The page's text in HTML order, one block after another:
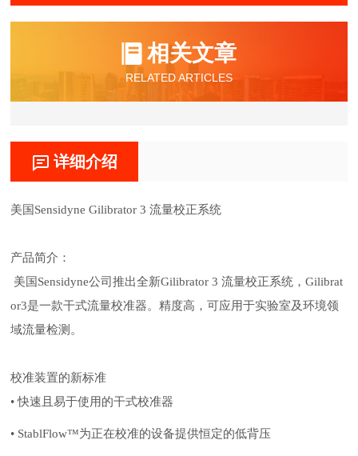
相关文章
RELATED ARTICLES
详细介绍
美国 Sensidyne Gilibrator 3 流量校正系统
产品简介：
美国 Sensidyne公司推出全新Gilibrator 3 流量校正系统，Gilibrat
or3是一款干式流量校准器。精度高，可应用于实验室及环境领
域流量检测。
校准装置的新标准
• 快速且易于使用的干式校准器
• StablFlow™为正在校准的设备提供恒定的低背压